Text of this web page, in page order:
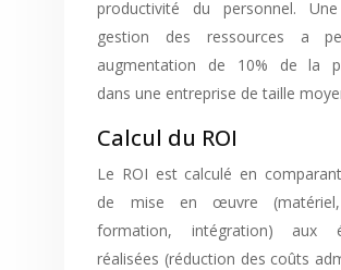
productivité du personnel.
gestion des ressources a
augmentation de 10% de la
dans une entreprise de taille
Calcul du ROI
Le ROI est calculé en
de mise en œuvre (matériel,
formation, intégration) aux
réalisées (réduction des coûts